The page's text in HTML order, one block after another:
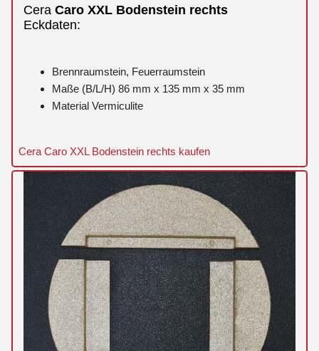
Cera Caro XXL Bodenstein rechts
Eckdaten:
Brennraumstein, Feuerraumstein
Maße (B/L/H) 86 mm x 135 mm x 35 mm
Material Vermiculite
Cera Caro XXL Bodenstein rechts kaufen